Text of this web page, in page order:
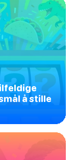
å stille